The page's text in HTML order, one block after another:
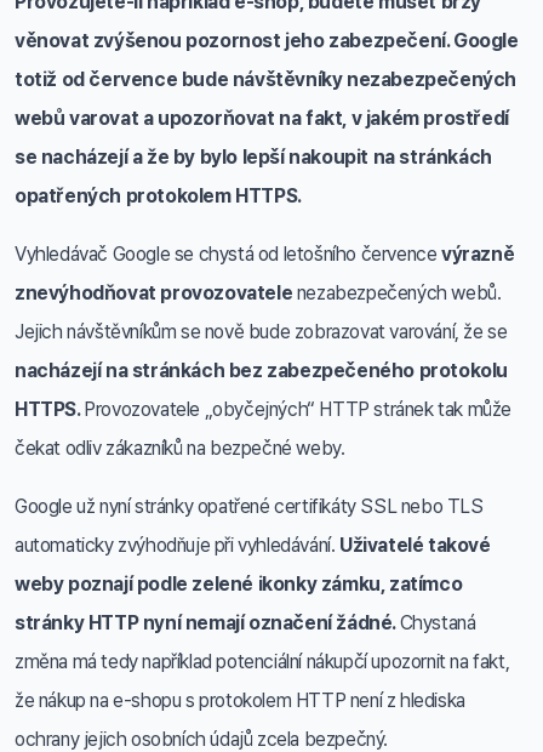
věnovat zvýšenou pozornost jeho zabezpečení. Google
totiž od července bude návštěvníky nezabezpečených
webů varovat a upozorňovat na fakt, v jakém prostředí
se nacházejí a že by bylo lepší nakoupit na stránkách
opatřených protokolem HTTPS.
Vyhledávač Google se chystá od letošního července výrazně
znevýhodňovat provozovatele nezabezpečených webů.
Jejich návštěvníkům se nově bude zobrazovat varování, že se
nacházejí na stránkách bez zabezpečeného protokolu
HTTPS.Provozovatele „obyčejných“ HTTP stránek tak může
čekat odliv zákazníků na bezpečné weby.
Google už nyní stránky opatřené certifikáty SSL nebo TLS
automaticky zvýhodňuje při vyhledávání. Uživatelé takové
weby poznají podle zelené ikonky zámku, zatímco
stránky HTTP nyní nemají označení žádné.Chystaná
změna má tedy například potenciální nákupčí upozornit na fakt,
že nákup na e-shopu s protokolem HTTP není z hlediska
ochrany jejich osobních údajů zcela bezpečný.